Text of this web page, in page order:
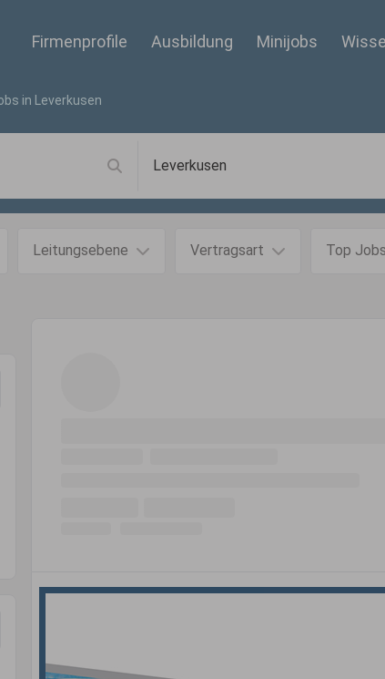
Firmenprofile Ausbildung Minijobs
in Leverkusen
Leitungsebene Vertragsart Top Jobs